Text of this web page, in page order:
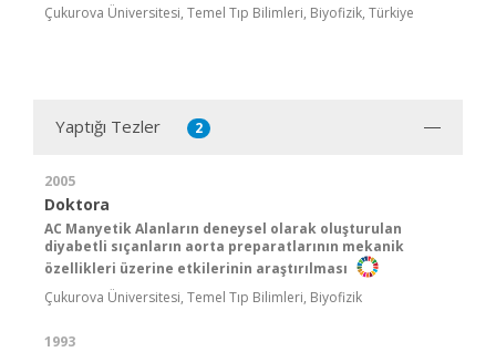
Çukurova Üniversitesi, Temel Tıp Bilimleri, Biyofizik, Türkiye
Yaptığı Tezler 2
2005
Doktora
AC Manyetik Alanların deneysel olarak oluşturulan
diyabetli sıçanların aorta preparatlarının mekanik
özellikleri üzerine etkilerinin araştırılması
Çukurova Üniversitesi, Temel Tıp Bilimleri, Biyofizik
1993